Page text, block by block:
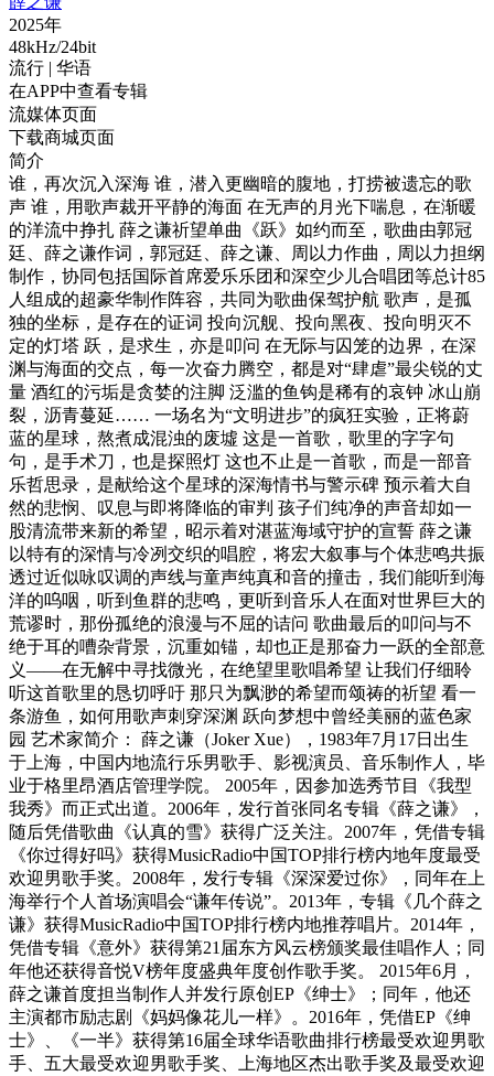
2025年
48kHz/24bit
流行 | 华语
在APP中查看专辑
流媒体页面
下载商城页面
简介
谁，再次沉入深海 谁，潜入更幽暗的腹地，打捞被遗忘的歌
声 谁，用歌声裁开平静的海面 在无声的月光下喘息，在渐暖
的洋流中挣扎 薛之谦祈望单曲《跃》如约而至，歌曲由郭冠
廷、薛之谦作词，郭冠廷、薛之谦、周以力作曲，周以力担纲
制作，协同包括国际首席爱乐乐团和深空少儿合唱团等总计85
人组成的超豪华制作阵容，共同为歌曲保驾护航 歌声，是孤
独的坐标，是存在的证词 投向沉舰、投向黑夜、投向明灭不
定的灯塔 跃，是求生，亦是叩问 在无际与囚笼的边界，在深
渊与海面的交点，每一次奋力腾空，都是对“肆虐”最尖锐的丈
量 酒红的污垢是贪婪的注脚 泛滥的鱼钩是稀有的哀钟 冰山崩
裂，沥青蔓延…… 一场名为“文明进步”的疯狂实验，正将蔚
蓝的星球，熬煮成混浊的废墟 这是一首歌，歌里的字字句
句，是手术刀，也是探照灯 这也不止是一首歌，而是一部音
乐哲思录，是献给这个星球的深海情书与警示碑 预示着大自
然的悲悯、叹息与即将降临的审判 孩子们纯净的声音却如一
股清流带来新的希望，昭示着对湛蓝海域守护的宣誓 薛之谦
以特有的深情与冷冽交织的唱腔，将宏大叙事与个体悲鸣共振
透过近似咏叹调的声线与童声纯真和音的撞击，我们能听到海
洋的呜咽，听到鱼群的悲鸣，更听到音乐人在面对世界巨大的
荒谬时，那份孤绝的浪漫与不屈的诘问 歌曲最后的叩问与不
绝于耳的嘈杂背景，沉重如锚，却也正是那奋力一跃的全部意
义——在无解中寻找微光，在绝望里歌唱希望 让我们仔细聆
听这首歌里的恳切呼吁 那只为飘渺的希望而颂祷的祈望 看一
条游鱼，如何用歌声刺穿深渊 跃向梦想中曾经美丽的蓝色家
园 艺术家简介： 薛之谦（Joker Xue），1983年7月17日出生
于上海，中国内地流行乐男歌手、影视演员、音乐制作人，毕
业于格里昂酒店管理学院。 2005年，因参加选秀节目《我型
我秀》而正式出道。2006年，发行首张同名专辑《薛之谦》，
随后凭借歌曲《认真的雪》获得广泛关注。2007年，凭借专辑
《你过得好吗》获得MusicRadio中国TOP排行榜内地年度最受
欢迎男歌手奖。2008年，发行专辑《深深爱过你》，同年在上
海举行个人首场演唱会“谦年传说”。2013年，专辑《几个薛之
谦》获得MusicRadio中国TOP排行榜内地推荐唱片。2014年，
凭借专辑《意外》获得第21届东方风云榜颁奖最佳唱作人；同
年他还获得音悦V榜年度盛典年度创作歌手奖。 2015年6月，
薛之谦首度担当制作人并发行原创EP《绅士》；同年，他还
主演都市励志剧《妈妈像花儿一样》。2016年，凭借EP《绅
士》、《一半》获得第16届全球华语歌曲排行榜最受欢迎男歌
手、五大最受欢迎男歌手奖、上海地区杰出歌手奖及最受欢迎